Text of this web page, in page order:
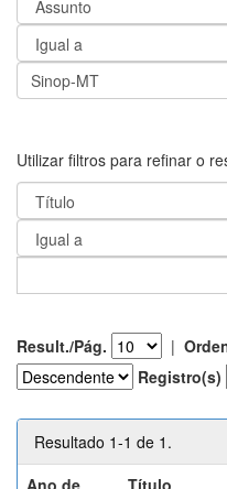
Utilizar filtros para refinar o
Result./Pág. |
Registro(s)
Resultado 1-1 de 1.
Ano de
Título